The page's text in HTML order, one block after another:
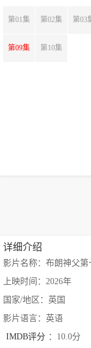
第01集 第02集 第03
第09集 第10集
详细介绍
影片名称：布朗神父第
上映时间：2026年
国家/地区：英国
影片语言：英语
IMDB评分 ：10.0分